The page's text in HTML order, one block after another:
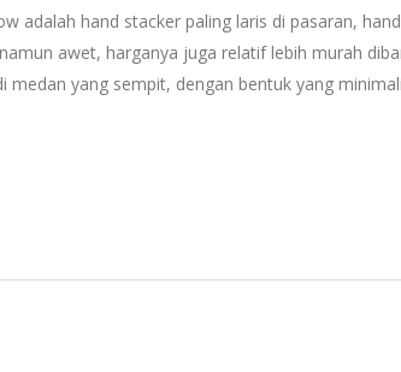
adalah hand stacker paling laris di pasaran,
awet, harganya juga relatif lebih murah
yang sempit, dengan bentuk yang